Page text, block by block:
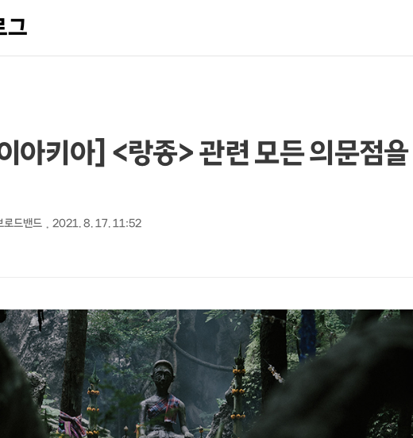
그
아키아] <랑종> 관련 모든 의문점
로드밴드 2021. 8. 17. 11:52